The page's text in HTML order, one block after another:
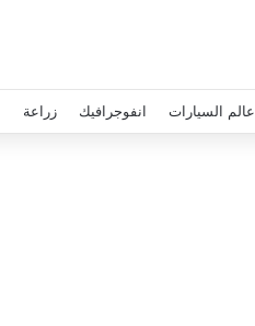
عالم السيارات انفوجرافيك زراعة